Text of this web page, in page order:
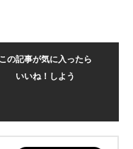
この記事が気に入ったら
いいね！しよう